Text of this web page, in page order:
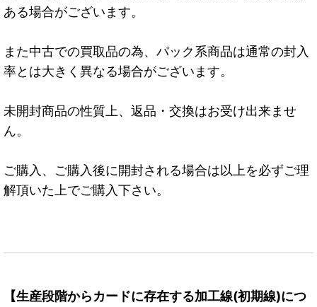
ある場合がございます。
また中古での買取品の為、パック系商品は通常の封入
率とは大きく異なる場合がございます。
未開封商品の性質上、返品・交換はお受け出来ませ
ん。
ご購入、ご購入後に開封される場合は以上を必ずご理
解頂いた上でご購入下さい。
【生産段階からカードに存在する加工線(初期線)につ